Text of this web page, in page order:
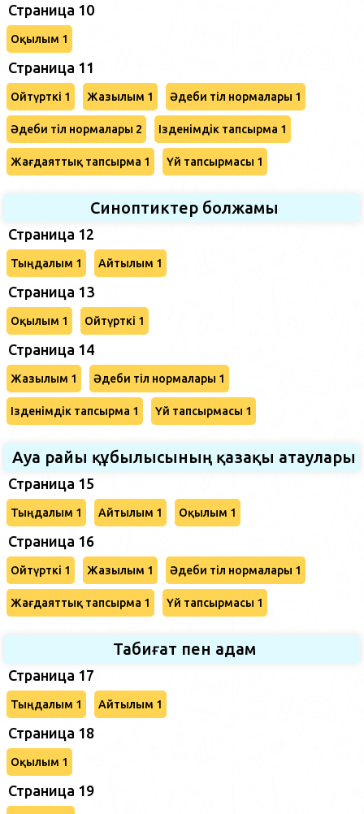
Страница 10
Оқылым 1
Страница 11
Ойтүрткі 1 Жазылым 1 Әдеби тіл нормалары 1
Әдеби тіл нормалары 2 Ізденімдік тапсырма 1
Жағдаяттық тапсырма 1 Үй тапсырмасы 1
Синоптиктер болжамы
Страница 12
Тыңдалым 1 Айтылым 1
Страница 13
Оқылым 1 Ойтүрткі 1
Страница 14
Жазылым 1 Әдеби тіл нормалары 1
Ізденімдік тапсырма 1 Үй тапсырмасы 1
Ауа райы құбылысының қазақы атаулары
Страница 15
Тыңдалым 1 Айтылым 1 Оқылым 1
Страница 16
Ойтүрткі 1 Жазылым 1 Әдеби тіл нормалары 1
Жағдаяттық тапсырма 1 Үй тапсырмасы 1
Табиғат пен адам
Страница 17
Тыңдалым 1 Айтылым 1
Страница 18
Оқылым 1
Страница 19